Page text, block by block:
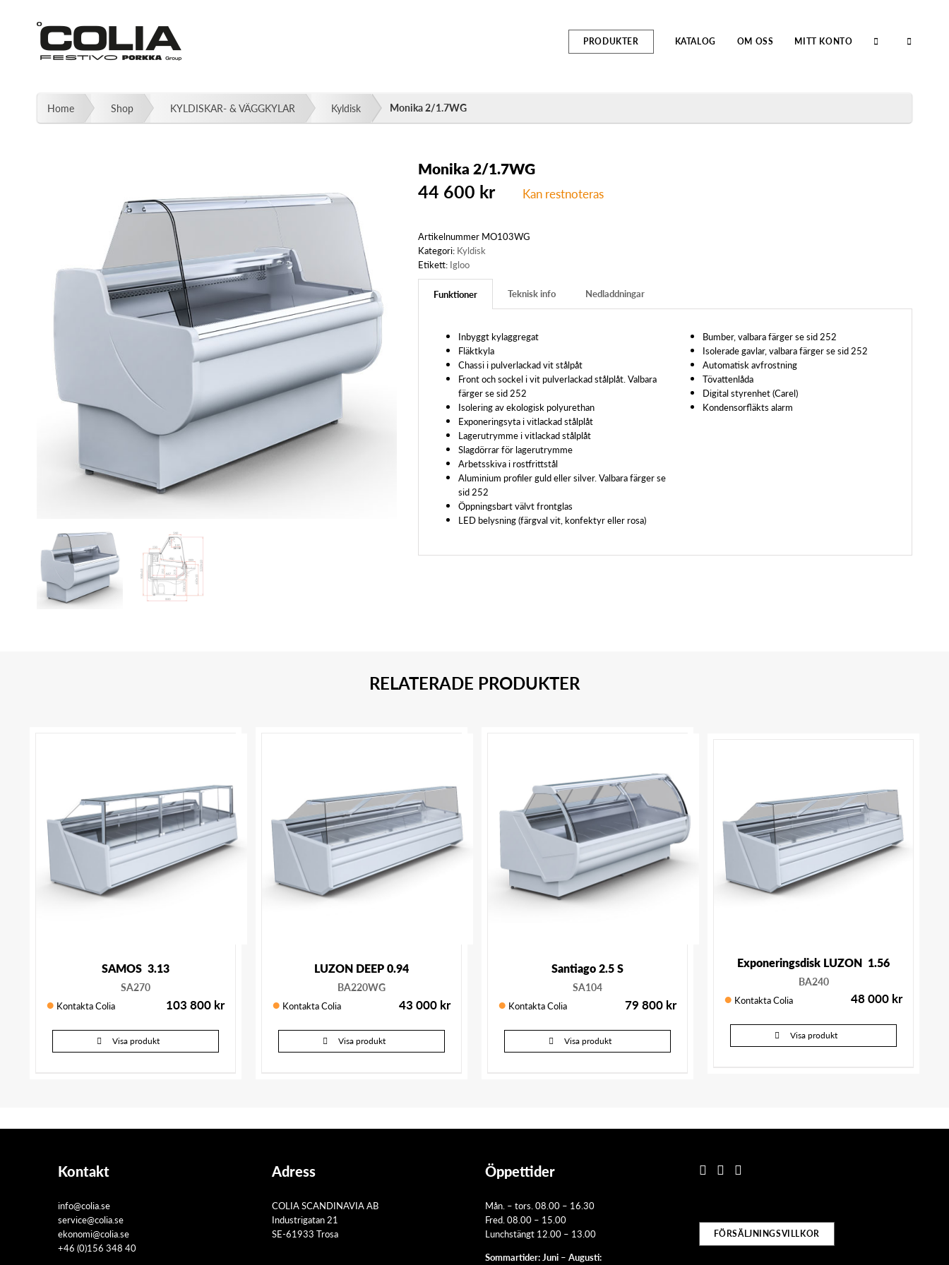
PRODUKTER KATALOG OM OSS MITT KONTO
Home Shop KYLDISKAR- & VÄGGKYLAR Kyldisk Monika 2/1.7WG
Monika 2/1.7WG
44 600 kr Kan restnoteras
Artikelnummer MO103WG
Kategori: Kyldisk
Etikett: Igloo
Funktioner Teknisk info Nedladdningar
Inbyggt kylaggregat
Fläktkyla
Chassi i pulverlackad vit stålpåt
Front och sockel i vit pulverlackad stålplåt. Valbara
färger se sid 252
Isolering av ekologisk polyurethan
Exponeringsyta i vitlackad stålplåt
Lagerutrymme i vitlackad stålplåt
Slagdörrar för lagerutrymme
Arbetsskiva i rostfrittstål
Aluminium profiler guld eller silver. Valbara färger se
sid 252
Öppningsbart välvt frontglas
LED belysning (färgval vit, konfektyr eller rosa)
Bumber, valbara färger se sid 252
Isolerade gavlar, valbara färger se sid 252
Automatisk avfrostning
Tövattenlåda
Digital styrenhet (Carel)
Kondensorfläkts alarm
RELATERADE PRODUKTER
SAMOS 3.13
SA270
Kontakta Colia 103 800 kr
Visa produkt
LUZON DEEP 0.94
BA220WG
Kontakta Colia 43 000 kr
Visa produkt
Santiago 2.5 S
SA104
Kontakta Colia 79 800 kr
Visa produkt
Exponeringsdisk LUZON 1.56
BA240
Kontakta Colia 48 000 kr
Visa produkt
Kontakt
info@colia.se
service@colia.se
ekonomi@colia.se
+46 (0)156 348 40
Adress
COLIA SCANDINAVIA AB
Industrigatan 21
SE-61933 Trosa
Öppettider
Mån. – tors. 08.00 – 16.30
Fred. 08.00 – 15.00
Lunchstängt 12.00 – 13.00
Sommartider: Juni – Augusti:
FÖRSÄLJNINGSVILLKOR